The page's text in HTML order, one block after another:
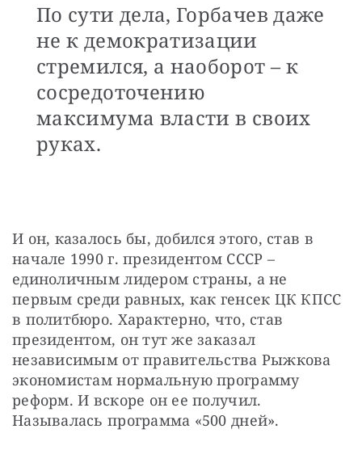
По сути дела, Горбачев даже
не к демократизации
стремился, а наоборот – к
сосредоточению
максимума власти в своих
руках.
И он, казалось бы, добился этого, став в
начале 1990 г. президентом СССР –
единоличным лидером страны, а не
первым среди равных, как генсек ЦК КПСС
в политбюро. Характерно, что, став
президентом, он тут же заказал
независимым от правительства Рыжкова
экономистам нормальную программу
реформ. И вскоре он ее получил.
Называлась программа «500 дней».